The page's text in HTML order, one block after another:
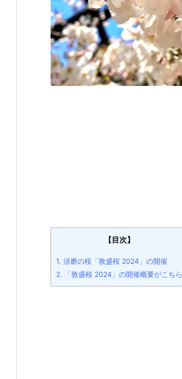
【目次】
1. 須磨の桜「敦盛桜 2024」の開催
2. 「敦盛桜 2024」の開催概要がこちら